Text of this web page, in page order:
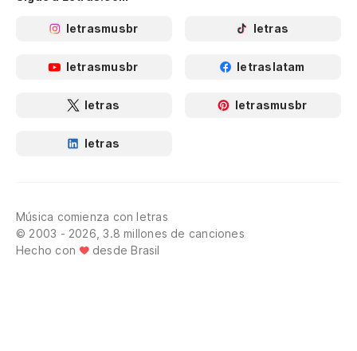
letrasmusbr letras
letrasmusbr letraslatam
letras letrasmusbr
letras
Música comienza con letras
© 2003 - 2026, 3.8 millones de canciones
Hecho con
desde Brasil